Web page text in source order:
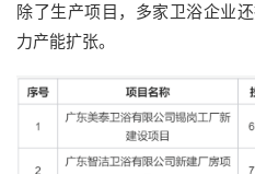
除了生产项目，多家卫浴企业
力产能扩张。